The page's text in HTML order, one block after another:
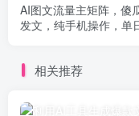
AI图文流量主矩阵，傻
发文，纯手机操作，单
相关推荐